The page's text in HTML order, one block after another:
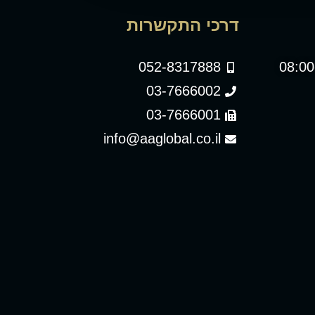
דרכי התקשרות
052-8317888
03-7666002
03-7666001
info@aaglobal.co.il